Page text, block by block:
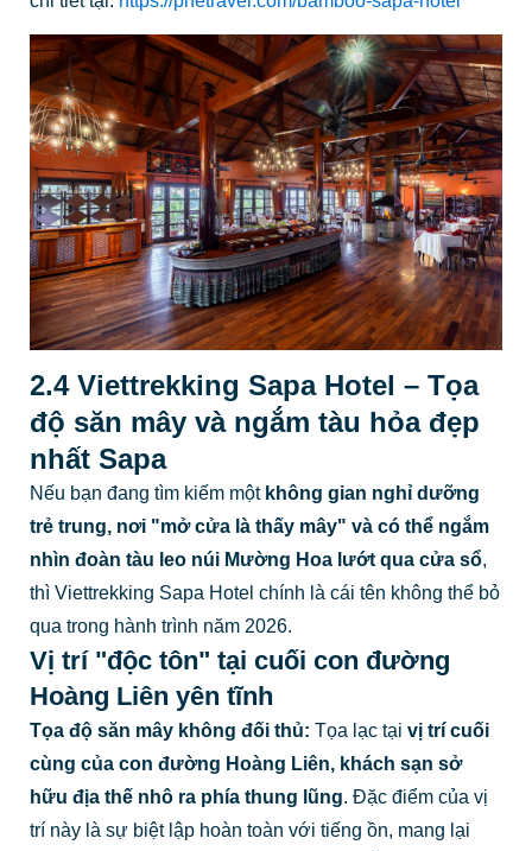
2.4 Viettrekking Sapa Hotel – Tọa
độ săn mây và ngắm tàu hỏa đẹp
nhất Sapa
Nếu bạn đang tìm kiếm một không gian nghỉ dưỡng
trẻ trung, nơi "mở cửa là thấy mây" và có thể ngắm
nhìn đoàn tàu leo núi Mường Hoa lướt qua cửa sổ,
thì Viettrekking Sapa Hotel chính là cái tên không thể bỏ
qua trong hành trình năm 2026.
Vị trí "độc tôn" tại cuối con đường
Hoàng Liên yên tĩnh
Tọa độ săn mây không đối thủ: Tọa lạc tại vị trí cuối
cùng của con đường Hoàng Liên, khách sạn sở
hữu địa thế nhô ra phía thung lũng. Đặc điểm của vị
trí này là sự biệt lập hoàn toàn với tiếng ồn, mang lại